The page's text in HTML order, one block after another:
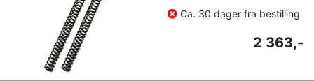
Ca. 30 dager fra bestilling
2 363,-